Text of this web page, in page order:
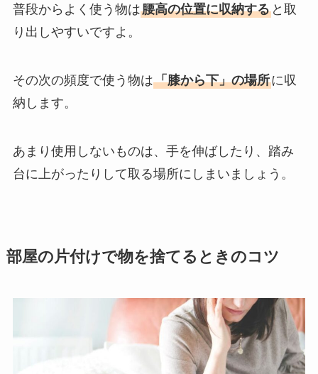
普段からよく使う物は腰高の位置に収納すると取
り出しやすいですよ。
その次の頻度で使う物は「膝から下」の場所に収
納します。
あまり使用しないものは、手を伸ばしたり、踏み
台に上がったりして取る場所にしまいましょう。
部屋の片付けで物を捨てるときのコツ